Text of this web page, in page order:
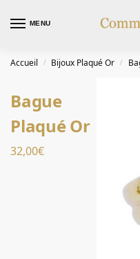
MENU
Accueil / Bijoux Plaqué Or /
Bague
Plaqué Or
32,00€